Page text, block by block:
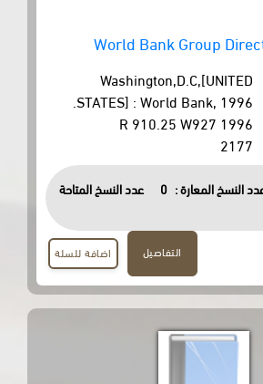
World Bank
STATES] : World Bank,
R 910.25 W927
:
0
عدد النسخ المتاحة
اضافة للسلة